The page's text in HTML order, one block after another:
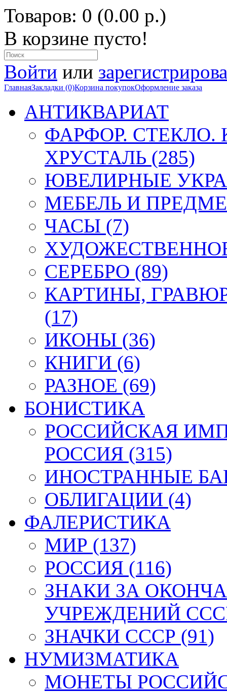
Товаров: 0 (0.00 р.)
В корзине пусто!
Войти или
ГлавнаяЗакладки (0)Корзина покупокОформление заказа
АНТИКВАРИАТ
ФАРФОР.
ХРУСТАЛЬ (285)
ЮВЕЛИРНЫЕ
МЕБЕЛЬ И
ЧАСЫ (7)
СЕРЕБРО (89)
КАРТИНЫ,
(17)
ИКОНЫ (36)
КНИГИ (6)
РАЗНОЕ (69)
БОНИСТИКА
РОССИЙСКАЯ
РОССИЯ (315)
ИНОСТРАННЫЕ
ОБЛИГАЦИИ (4)
ФАЛЕРИСТИКА
МИР (137)
РОССИЯ (116)
ЗНАКИ ЗА
УЧРЕЖДЕНИЙ
ЗНАЧКИ СССР (91)
НУМИЗМАТИКА
МОНЕТЫ